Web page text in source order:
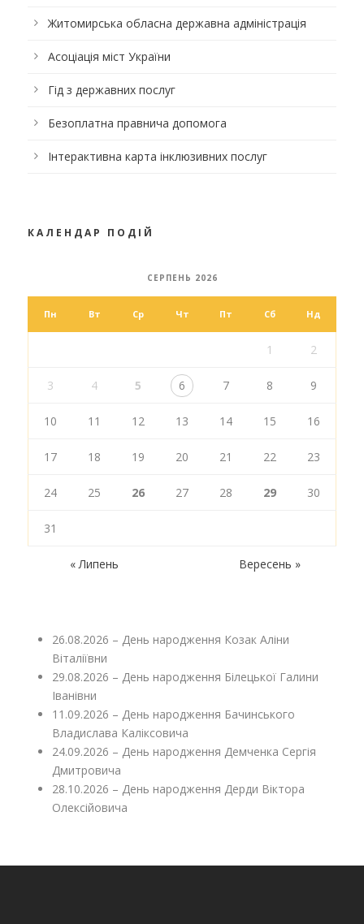
Житомирська обласна державна адміністрація
Асоціація міст України
Гід з державних послуг
Безоплатна правнича допомога
Інтерактивна карта інклюзивних послуг
КАЛЕНДАР ПОДІЙ
СЕРПЕНЬ 2026
Пн Вт Ср Чт Пт Сб Нд
1 2
3 4 5 6 7 8 9
10 11 12 13 14 15 16
17 18 19 20 21 22 23
24 25 26 27 28 29 30
31
« Липень Вересень »
26.08.2026 – День народження Козак Аліни
Віталіївни
29.08.2026 – День народження Білецької Галини
Іванівни
11.09.2026 – День народження Бачинського
Владислава Каліксовича
24.09.2026 – День народження Демченка Сергія
Дмитровича
28.10.2026 – День народження Дерди Віктора
Олексійовича